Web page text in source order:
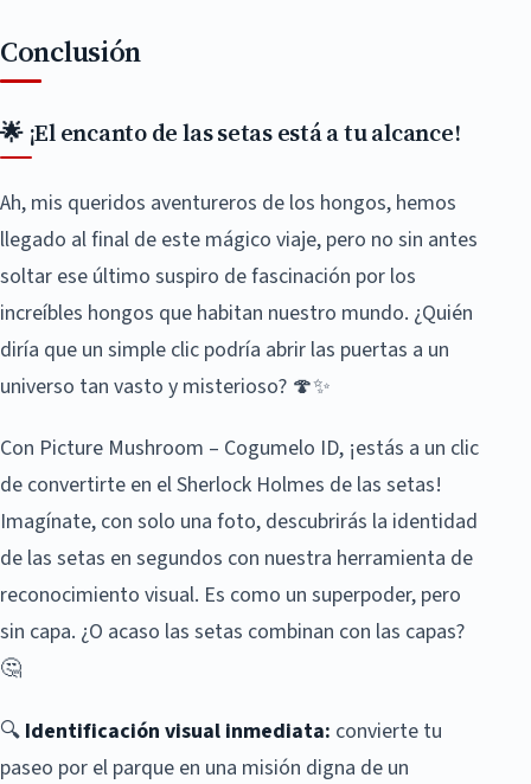
Conclusión
🌟 ¡El encanto de las setas está a tu alcance!
Ah, mis queridos aventureros de los hongos, hemos
llegado al final de este mágico viaje, pero no sin antes
soltar ese último suspiro de fascinación por los
increíbles hongos que habitan nuestro mundo. ¿Quién
diría que un simple clic podría abrir las puertas a un
universo tan vasto y misterioso? 🍄✨
Con Picture Mushroom – Cogumelo ID, ¡estás a un clic
de convertirte en el Sherlock Holmes de las setas!
Imagínate, con solo una foto, descubrirás la identidad
de las setas en segundos con nuestra herramienta de
reconocimiento visual. Es como un superpoder, pero
sin capa. ¿O acaso las setas combinan con las capas?
🤔
🔍 Identificación visual inmediata: convierte tu
paseo por el parque en una misión digna de un